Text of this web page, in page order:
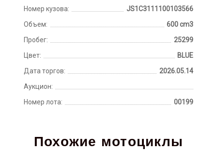
Номер кузова:
JS1C3111100103566
Объем:
600 cm3
Пробег:
25299
Цвет:
BLUE
Дата торгов:
2026.05.14
Аукцион:
Номер лота:
00199
Похожие мотоциклы